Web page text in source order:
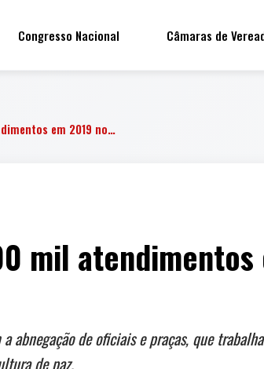
Congresso Nacional Câmaras de
em 2019 no…
mil
abnegação de oficiais e praças, que
de paz.